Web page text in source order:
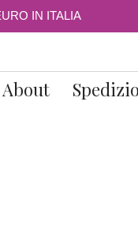
IN ITALIA
About